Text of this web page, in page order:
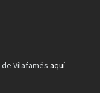
Vilafamés aquí